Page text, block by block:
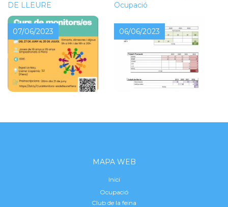
07/06/2023
DE LLEURE
06/06/2023
Ocupació
MAPA WEB
Inici
Ocupació
Club de la feina